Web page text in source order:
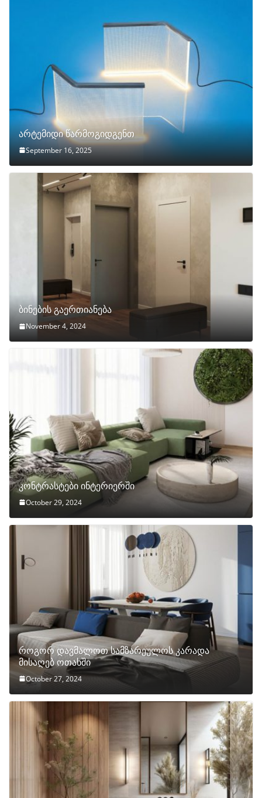
არტემიდი წარმოგიდგენთ
September 16, 2025
ბინების გაერთიანება
November 4, 2024
კონტრასტები ინტერიერში
October 29, 2024
როგორ დავმალოთ სამზარეულოს კარადა
მისაღებ ოთახში
October 27, 2024